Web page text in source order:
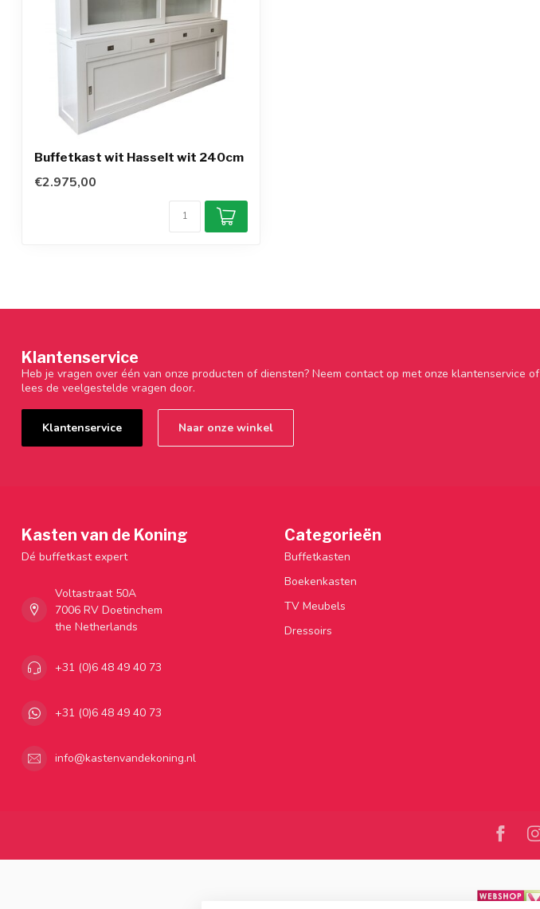
Buffetkast wit Hasselt wit 240cm
€2.975,00
Klantenservice
Heb je vragen over één van onze producten of diensten? Neem contact op met onze klantenservice of
lees de veelgestelde vragen door.
Klantenservice Naar onze winkel
Kasten van de Koning
Dé buffetkast expert
Voltastraat 50A
7006 RV Doetinchem
the Netherlands
+31 (0)6 48 49 40 73
+31 (0)6 48 49 40 73
info@kastenvandekoning.nl
Categorieën
Buffetkasten
Boekenkasten
TV Meubels
Dressoirs